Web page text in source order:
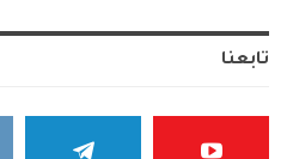
تابعنا